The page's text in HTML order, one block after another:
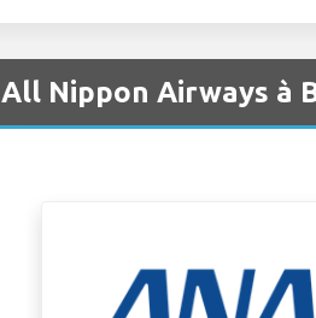
All Nippon Airways à